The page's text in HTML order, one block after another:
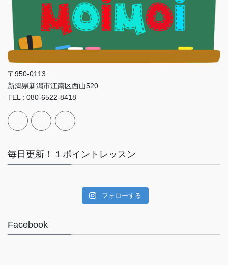
〒950-0113
新潟県新潟市江南区西山520
TEL : 080-6522-8418
毎日更新！１ポイントレッスン
フォローする
Facebook